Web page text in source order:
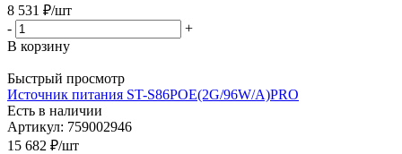
8 531 ₽/шт
-
+
В корзину
Быстрый просмотр
Источник питания ST-S86POE(2G/96W/А)PRO
Есть в наличии
Артикул: 759002946
15 682 ₽/шт